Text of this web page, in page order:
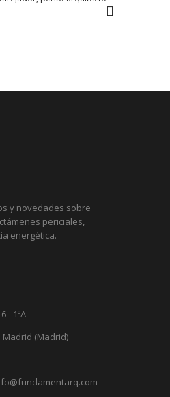
y novedades sobre
periciales,
energética.
- 1ºA
Madrid (Madrid)